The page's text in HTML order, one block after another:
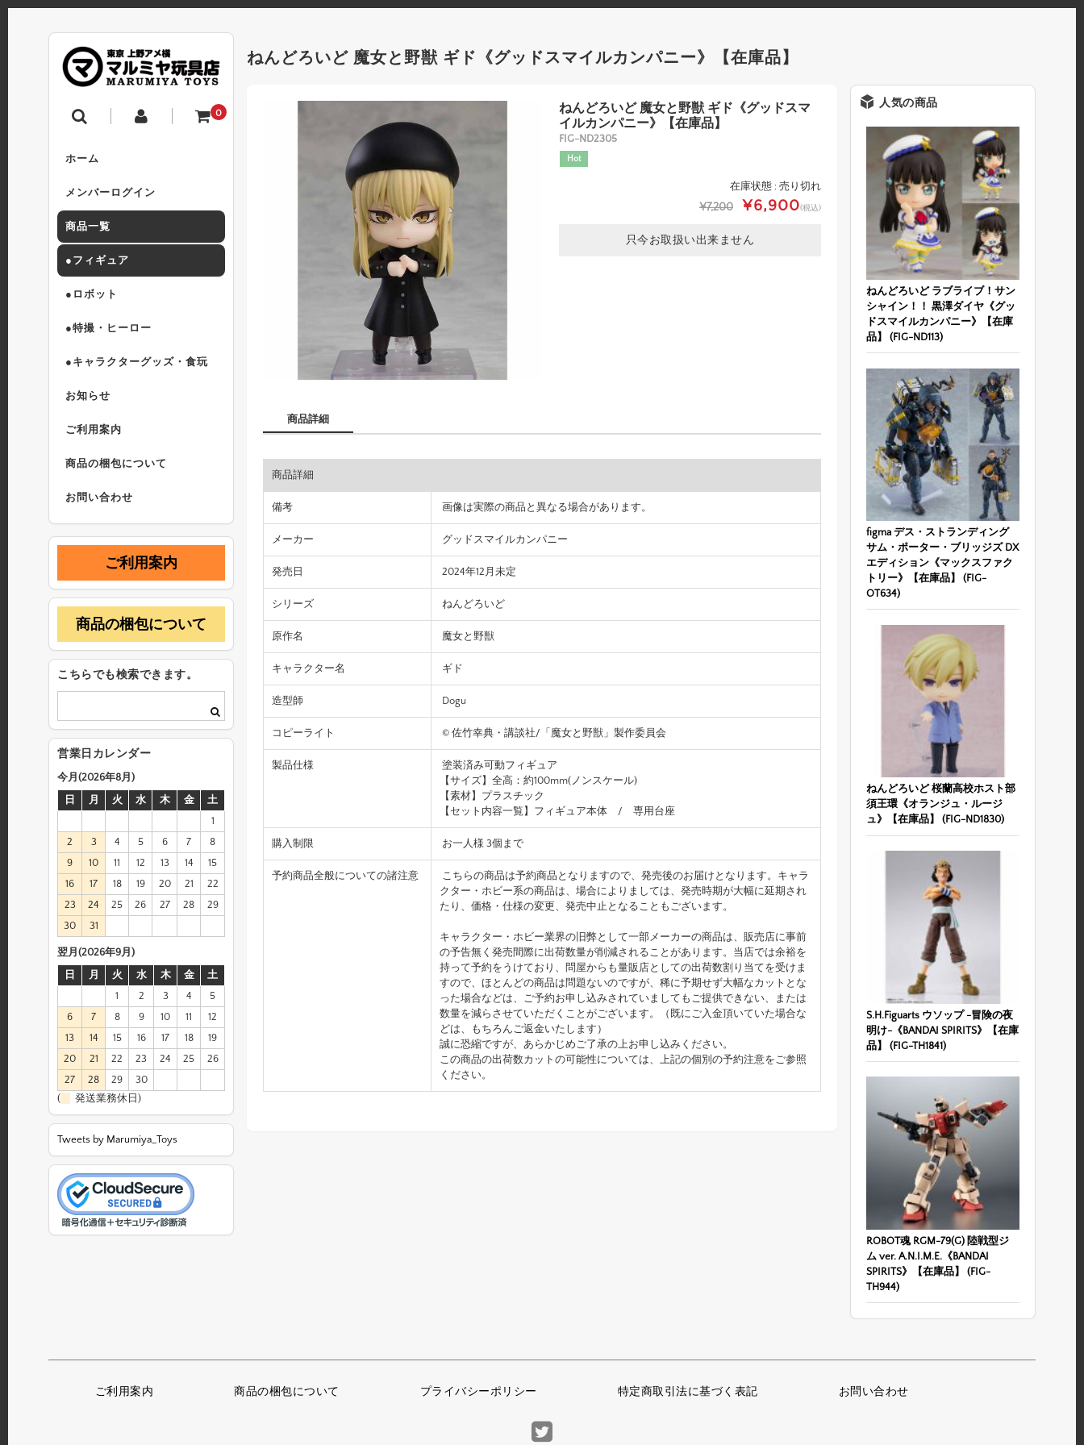
0
ホーム
メンバーログイン
商品一覧
●フィギュア
●ロボット
●特撮・ヒーロー
●キャラクターグッズ・食玩
お知らせ
ご利用案内
商品の梱包について
お問い合わせ
ねんどろいど 魔女と野獣 ギド《グッドスマイルカンパニー》【在庫品】
ねんどろいど 魔女と野獣 ギド《グッドスマ
イルカンパニー》【在庫品】
FIG-ND2305
Hot
在庫状態 : 売り切れ
¥7,200 ¥6,900(税込)
只今お取扱い出来ません
商品詳細
商品詳細
備考 画像は実際の商品と異なる場合があります。
メーカー グッドスマイルカンパニー
発売日 2024年12月未定
シリーズ ねんどろいど
原作名 魔女と野獣
キャラクター名 ギド
造型師 Dogu
コピーライト © 佐竹幸典・講談社/「魔女と野獣」製作委員会
製品仕様
塗装済み可動フィギュア
【サイズ】全高：約100mm(ノンスケール)
【素材】プラスチック
【セット内容一覧】フィギュア本体 / 専用台座
購入制限 お一人様 3個まで
予約商品全般についての諸注意
こちらの商品は予約商品となりますので、発売後のお届けとなります。キャラ
クター・ホビー系の商品は、場合によりましては、発売時期が大幅に延期され
たり、価格・仕様の変更、発売中止となることもございます。
キャラクター・ホビー業界の旧弊として一部メーカーの商品は、販売店に事前
の予告無く発売間際に出荷数量が削減されることがあります。当店では余裕を
持って予約をうけており、問屋からも量販店としての出荷数割り当てを受けま
すので、ほとんどの商品は問題ないのですが、稀に予期せず大幅なカットとな
った場合などは、ご予約お申し込みされていましてもご提供できない、または
数量を減らさせていただくことがございます。（既にご入金頂いていた場合な
どは、もちろんご返金いたします）
誠に恐縮ですが、あらかじめご了承の上お申し込みください。
この商品の出荷数カットの可能性については、上記の個別の予約注意をご参照
ください。
人気の商品
ねんどろいど ラブライブ！サン
シャイン！！ 黒澤ダイヤ《グッ
ドスマイルカンパニー》【在庫
品】 (FIG-ND113)
figma デス・ストランディング
サム・ポーター・ブリッジズ DX
エディション《マックスファク
トリー》【在庫品】 (FIG-
OT634)
ねんどろいど 桜蘭高校ホスト部
須王環《オランジュ・ルージ
ュ》【在庫品】 (FIG-ND1830)
S.H.Figuarts ウソップ -冒険の夜
明け-《BANDAI SPIRITS》【在庫
品】 (FIG-TH1841)
ROBOT魂 RGM-79(G) 陸戦型ジ
ム ver. A.N.I.M.E.《BANDAI
SPIRITS》【在庫品】 (FIG-
TH944)
ご利用案内
商品の梱包について
こちらでも検索できます。
営業日カレンダー
今月(2026年8月)
日
月 火 水 木 金
土
1
2
3 4 5 6 7
8
9
10 11 12 13 14
15
16
17 18 19 20 21
22
23
24 25 26 27 28
29
30
31
翌月(2026年9月)
日
月 火 水 木 金
土
1
2 3 4
5
6
7 8 9 10 11
12
13
14 15 16 17 18
19
20
21 22 23 24 25
26
27
28 29
30
(
発送業務休日)
Tweets by Marumiya_Toys
ご利用案内 商品の梱包について プライバシーポリシー 特定商取引法に基づく表記 お問い合わせ